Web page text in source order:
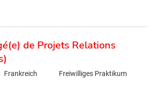
de Projets Relations
Frankreich Freiwilliges Praktikum